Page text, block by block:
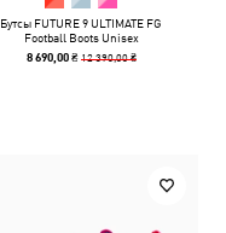
Бутсы FUTURE 9 ULTIMATE FG
Football Boots Unisex
8 690,00 ₴ 12 390,00 ₴